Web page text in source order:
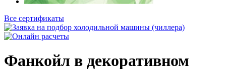
Все сертификаты
Фанкойл в декоративном